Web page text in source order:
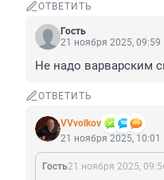
ОТВЕТИТЬ
Гость
21 ноября 2025, 09:59
Не надо варварским
ОТВЕТИТЬ
VVvolkov
21 ноября 2025, 10:01
Гость21 ноября 2025,